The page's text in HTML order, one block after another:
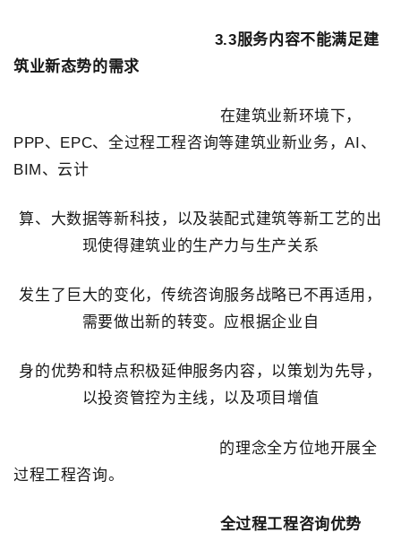
3.3服务内容不能满足建
筑业新态势的需求
在建筑业新环境下，
PPP、EPC、全过程工程咨询等建筑业新业务，AI、
BIM、云计
算、大数据等新科技，以及装配式建筑等新工艺的出
现使得建筑业的生产力与生产关系
发生了巨大的变化，传统咨询服务战略已不再适用，
需要做出新的转变。应根据企业自
身的优势和特点积极延伸服务内容，以策划为先导，
以投资管控为主线，以及项目增值
的理念全方位地开展全
过程工程咨询。
全过程工程咨询优势